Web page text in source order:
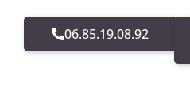
06.85.19.08.92